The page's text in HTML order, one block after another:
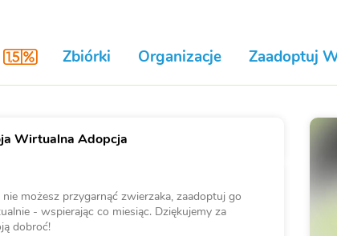
Zbiórki Organizacje Zaadoptuj
Wirtualna Adopcja
nie możesz przygarnąć zwierzaka, zaadoptuj go
- wspierając co miesiąc. Dziękujemy za
dobroć!